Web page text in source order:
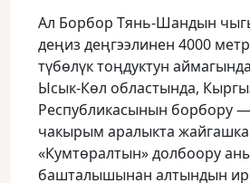
Ал Борбор Тянь-Шандын
деңиз деңгээлинен 4000
түбөлүк тоңдуктун
Ысык-Көл областында,
Республикасынын борбору
чакырым аралыкта
«Кумтөралтын» долбоору
башталышынан алтындын